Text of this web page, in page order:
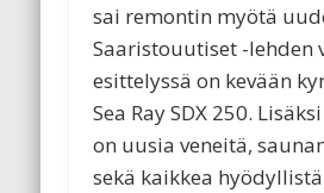
sai remontin myötä
Saaristouutiset -lehden
esittelyssä on kevään
Sea Ray SDX 250.
on uusia veneitä,
sekä kaikkea